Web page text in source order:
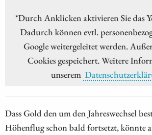
*Durch Anklicken aktivieren Sie das
Dadurch können evtl.
Google weitergeleitet werden.
Cookies gespeichert. Weitere
unserem
Dass Gold den um den Jahreswechsel
Höhenflug schon bald fortsetzt, könnte